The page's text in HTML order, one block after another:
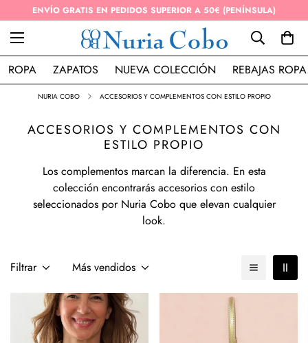
ENVÍO GRATIS EN PEDIDOS SUPERIOR A 50€ (PENÍNSULA)
ROPA ZAPATOS NUEVA COLECCIÓN REBAJAS ROPA
NURIA COBO ACCESORIOS Y COMPLEMENTOS CON ESTILO PROPIO
ACCESORIOS Y COMPLEMENTOS CON
ESTILO PROPIO
Los complementos marcan la diferencia. En esta
colección encontrarás accesorios con estilo
seleccionados por Nuria Cobo que elevan cualquier
look.
Filtrar Más vendidos